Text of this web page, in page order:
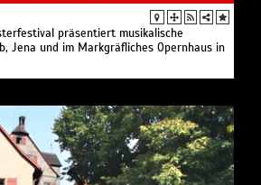
präsentiert musikalische
Jena und im Markgräfliches Opernhaus in